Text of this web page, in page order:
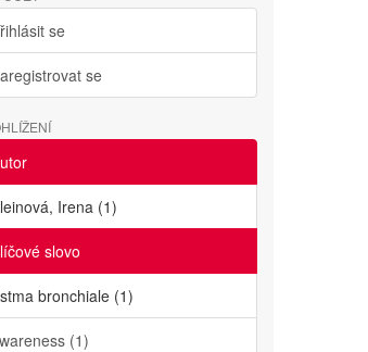
se
se
Irena (1)
slovo
bronchiale (1)
(1)